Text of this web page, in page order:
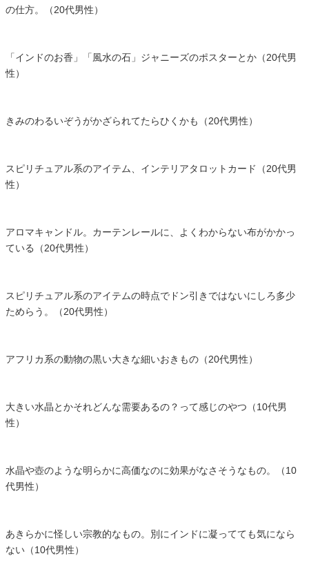
の仕方。（20代男性）
「インドのお香」「風水の石」ジャニーズのポスターとか（20代男
性）
きみのわるいぞうがかざられてたらひくかも（20代男性）
スピリチュアル系のアイテム、インテリアタロットカード（20代男
性）
アロマキャンドル。カーテンレールに、よくわからない布がかかっ
ている（20代男性）
スピリチュアル系のアイテムの時点でドン引きではないにしろ多少
ためらう。（20代男性）
アフリカ系の動物の黒い大きな細いおきもの（20代男性）
大きい水晶とかそれどんな需要あるの？って感じのやつ（10代男
性）
水晶や壺のような明らかに高価なのに効果がなさそうなもの。（10
代男性）
あきらかに怪しい宗教的なもの。別にインドに凝ってても気になら
ない（10代男性）